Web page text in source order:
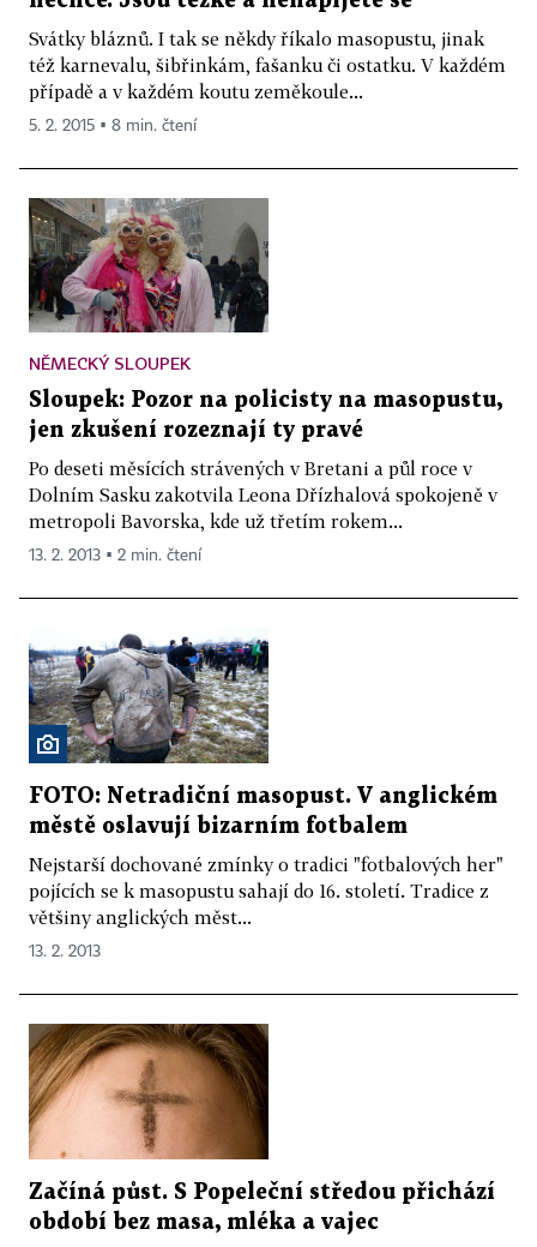
Svátky bláznů. I tak se někdy říkalo masopustu, jinak
též karnevalu, šibřinkám, fašanku či ostatku. V každém
případě a v každém koutu zeměkoule...
5. 2. 2015 ▪ 8 min. čtení
NĚMECKÝ SLOUPEK
Sloupek: Pozor na policisty na masopustu,
jen zkušení rozeznají ty pravé
Po deseti měsících strávených v Bretani a půl roce v
Dolním Sasku zakotvila Leona Dřízhalová spokojeně v
metropoli Bavorska, kde už třetím rokem...
13. 2. 2013 ▪ 2 min. čtení
FOTO: Netradiční masopust. V anglickém
městě oslavují bizarním fotbalem
Nejstarší dochované zmínky o tradici "fotbalových her"
pojících se k masopustu sahají do 16. století. Tradice z
většiny anglických měst...
13. 2. 2013
Začíná půst. S Popeleční středou přichází
období bez masa, mléka a vajec